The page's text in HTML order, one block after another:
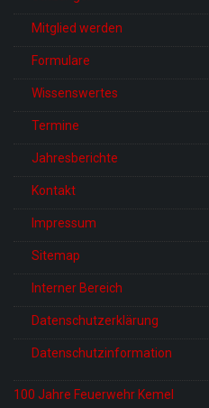
Mitglied werden
Formulare
Wissenswertes
Termine
Jahresberichte
Kontakt
Impressum
Sitemap
Interner Bereich
Datenschutzerklärung
Datenschutzinformation
100 Jahre Feuerwehr Kemel